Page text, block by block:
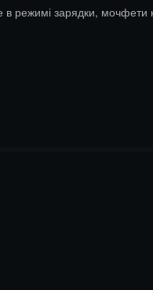
в режимі зарядки, мочфети